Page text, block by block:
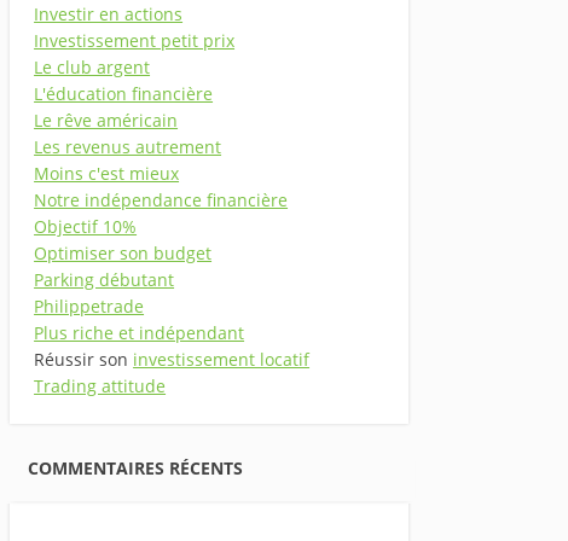
Investir en actions
Investissement petit prix
Le club argent
L'éducation financière
Le rêve américain
Les revenus autrement
Moins c'est mieux
Notre indépendance financière
Objectif 10%
Optimiser son budget
Parking débutant
Philippetrade
Plus riche et indépendant
Réussir son investissement locatif
Trading attitude
COMMENTAIRES RÉCENTS